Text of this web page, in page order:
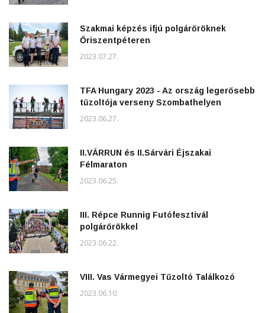
Szakmai képzés ifjú polgárőröknek
Őriszentpéteren
2023.07.27.
TFA Hungary 2023 - Az ország legerősebb
tűzoltója verseny Szombathelyen
2023.06.27.
II.VÁRRUN és II.Sárvári Éjszakai
Félmaraton
2023.06.25.
III. Répce Runnig Futófesztivál
polgárőrökkel
2023.06.22.
VIII. Vas Vármegyei Tűzoltó Találkozó
2023.06.10.